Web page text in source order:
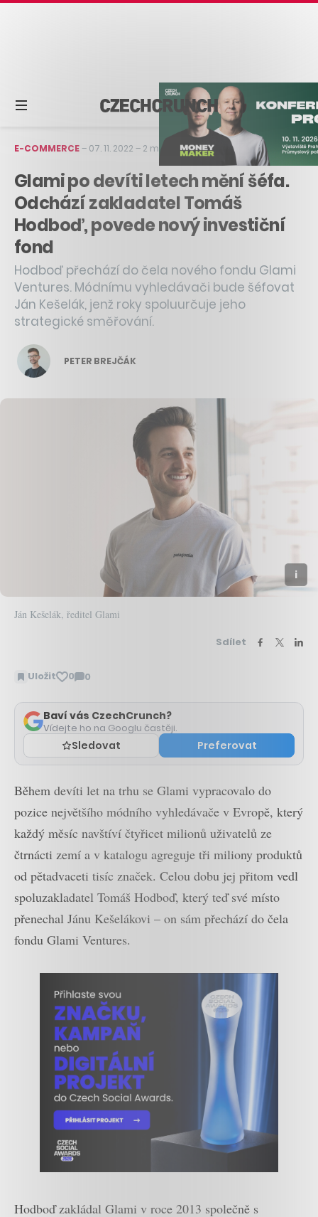
E-COMMERCE– 07. 11. 2022 – 2 min čtení
Glami po devíti letech mění šéfa.
Odchází zakladatel Tomáš
Hodboď, povede nový investiční
fond
Hodboď přechází do čela nového fondu Glami
Ventures. Módnímu vyhledávači bude šéfovat
Ján Kešelák, jenž roky spoluurčuje jeho
strategické směřování.
PETER BREJČÁK
Ján Kešelák, ředitel Glami
Sdílet
Uložit 0 0
Zobrazit
Baví vás CzechCrunch?
Vídejte ho na Googlu častěji.
Sledovat Preferovat
Během devíti let na trhu se Glami vypracovalo do
pozice největšího módního vyhledávače v Evropě, který
každý měsíc navštíví čtyřicet milionů uživatelů ze
čtrnácti zemí a v katalogu agreguje tři miliony produktů
od pětadvaceti tisíc značek. Celou dobu jej přitom vedl
spoluzakladatel Tomáš Hodboď, který teď své místo
přenechal Jánu Kešelákovi – on sám přechází do čela
fondu Glami Ventures.
Hodboď zakládal Glami v roce 2013 společně s